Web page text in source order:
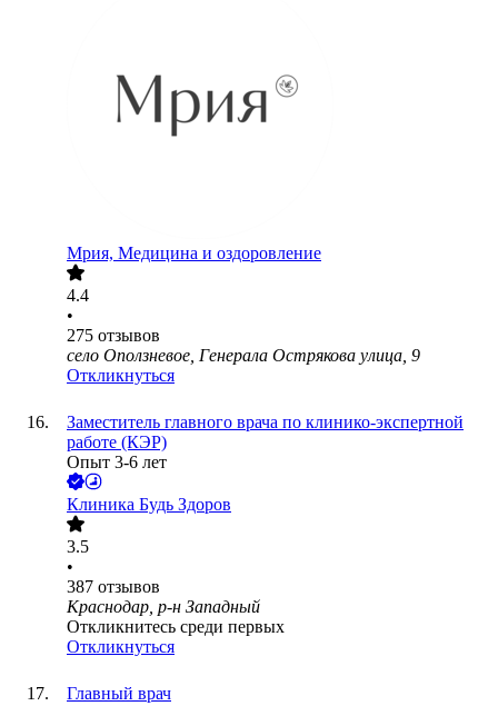
Мрия, Медицина и оздоровление
4.4
•
275 отзывов
село Оползневое, Генерала Острякова улица, 9
Откликнуться
Заместитель главного врача по клинико-экспертной
работе (КЭР)
Опыт 3-6 лет
Клиника Будь Здоров
3.5
•
387 отзывов
Краснодар, р-н Западный
Откликнитесь среди первых
Откликнуться
Главный врач